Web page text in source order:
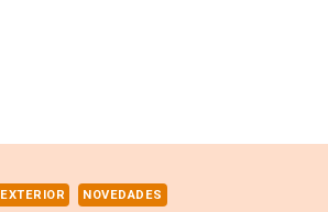
EXTERIOR NOVEDADES